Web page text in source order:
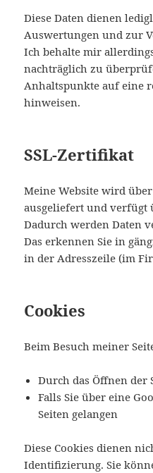
Diese Daten dienen
Auswertungen und zur
Ich behalte mir
nachträglich zu
Anhaltspunkte auf eine
hinweisen.
SSL-Zertifikat
Meine Website wird
ausgeliefert und verfügt
Dadurch werden Daten
Das erkennen Sie in
in der Adresszeile (im
Cookies
Beim Besuch meiner
Durch das Öffnen der
Falls Sie über eine
Seiten gelangen
Diese Cookies dienen
Identifizierung. Sie